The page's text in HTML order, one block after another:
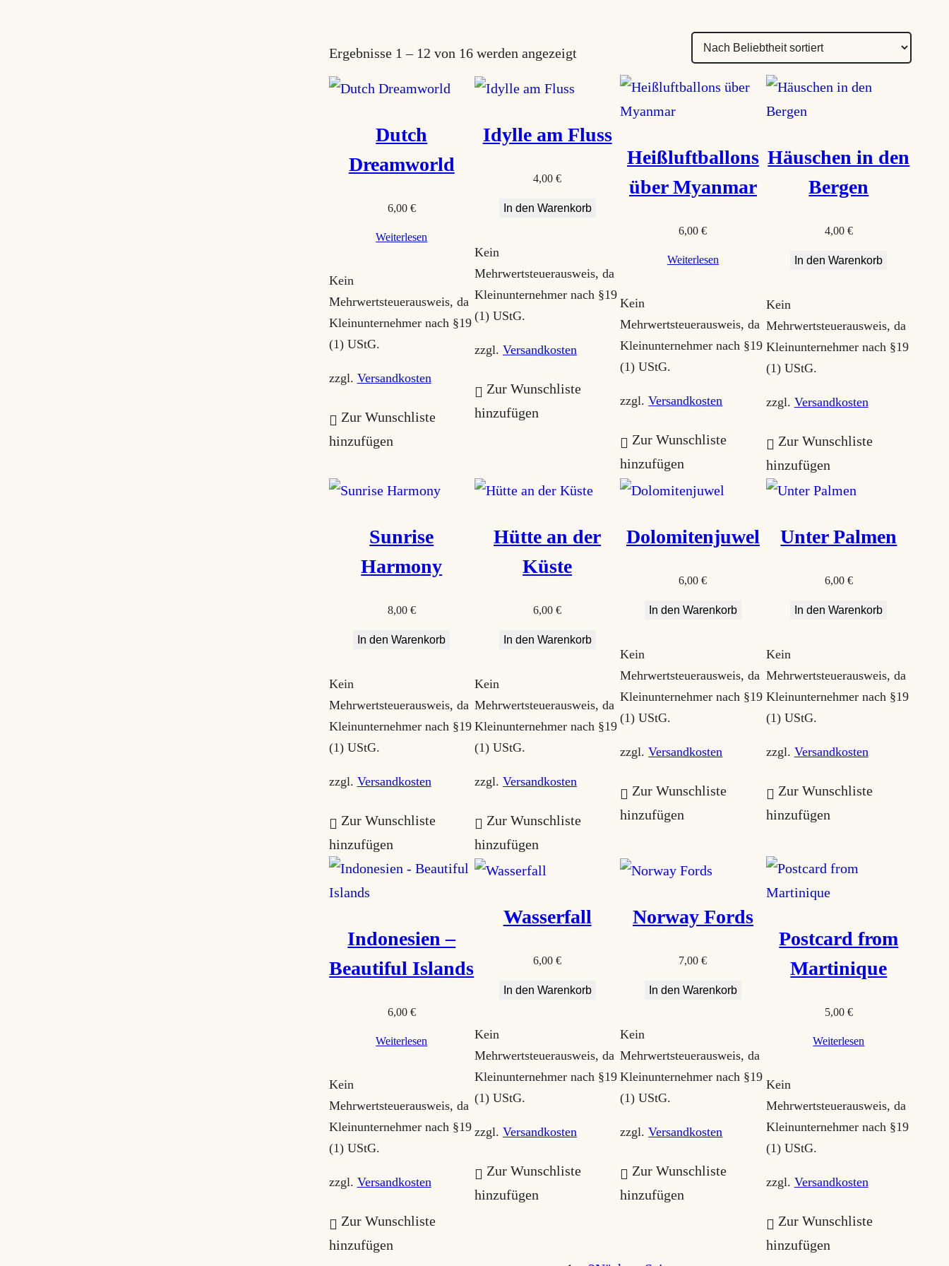
Ergebnisse 1 – 12 von 16 werden angezeigtN
h
B
b
t
t
e
Dutch
Dreamworld
6,00 €
Weiterlesen
Kein
Mehrwertsteuerausweis, da
Kleinunternehmer nach §19
(1) UStG.
zzgl. Versandkosten
Zur Wunschliste
hinzufügen
Idylle am Fluss
4,00€
In den Warenkorb
Kein
Mehrwertsteuerausweis, da
Kleinunternehmer nach §19
(1) UStG.
zzgl. Versandkosten
Zur Wunschliste
hinzufügen
Heißluftballons
über Myanmar
6,00€
Weiterlesen
Kein
Mehrwertsteuerausweis, da
Kleinunternehmer nach §19
(1) UStG.
zzgl.Versandkosten
Zur Wunschliste
hinzufügen
Häuschen in den
Bergen
4,00 €
In den Warenkorb
Kein
Mehrwertsteuerausweis, da
Kleinunternehmer nach §19
(1) UStG.
zzgl. Versandkosten
Zur Wunschliste
hinzufügen
Sunrise
Harmony
8,00 €
In den Warenkorb
Kein
Mehrwertsteuerausweis, da
Kleinunternehmer nach §19
(1) UStG.
zzgl. Versandkosten
Zur Wunschliste
hinzufügen
Hütte an der
Küste
6,00€
In den Warenkorb
Kein
Mehrwertsteuerausweis, da
Kleinunternehmer nach §19
(1) UStG.
zzgl. Versandkosten
Zur Wunschliste
hinzufügen
Dolomitenjuwel
6,00€
In den Warenkorb
Kein
Mehrwertsteuerausweis, da
Kleinunternehmer nach §19
(1) UStG.
zzgl.Versandkosten
Zur Wunschliste
hinzufügen
Unter Palmen
6,00 €
In den Warenkorb
Kein
Mehrwertsteuerausweis, da
Kleinunternehmer nach §19
(1) UStG.
zzgl. Versandkosten
Zur Wunschliste
hinzufügen
Indonesien –
Beautiful Islands
6,00 €
Weiterlesen
Kein
Mehrwertsteuerausweis, da
Kleinunternehmer nach §19
(1) UStG.
zzgl. Versandkosten
Zur Wunschliste
hinzufügen
Wasserfall
6,00€
In den Warenkorb
Kein
Mehrwertsteuerausweis, da
Kleinunternehmer nach §19
(1) UStG.
zzgl. Versandkosten
Zur Wunschliste
hinzufügen
Norway Fords
7,00€
In den Warenkorb
Kein
Mehrwertsteuerausweis, da
Kleinunternehmer nach §19
(1) UStG.
zzgl.Versandkosten
Zur Wunschliste
hinzufügen
Postcard from
Martinique
5,00 €
Weiterlesen
Kein
Mehrwertsteuerausweis, da
Kleinunternehmer nach §19
(1) UStG.
zzgl. Versandkosten
Zur Wunschliste
hinzufügen